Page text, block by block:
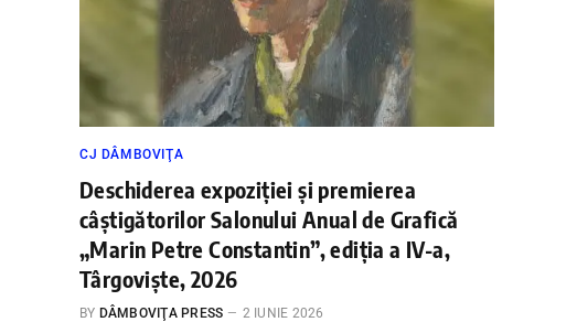
CJ DÂMBOVIŢA
Deschiderea expoziției și premierea
câștigătorilor Salonului Anual de Grafică
„Marin Petre Constantin”, ediția a IV-a,
Târgoviște, 2026
BY DÂMBOVIŢA PRESS 2 IUNIE 2026